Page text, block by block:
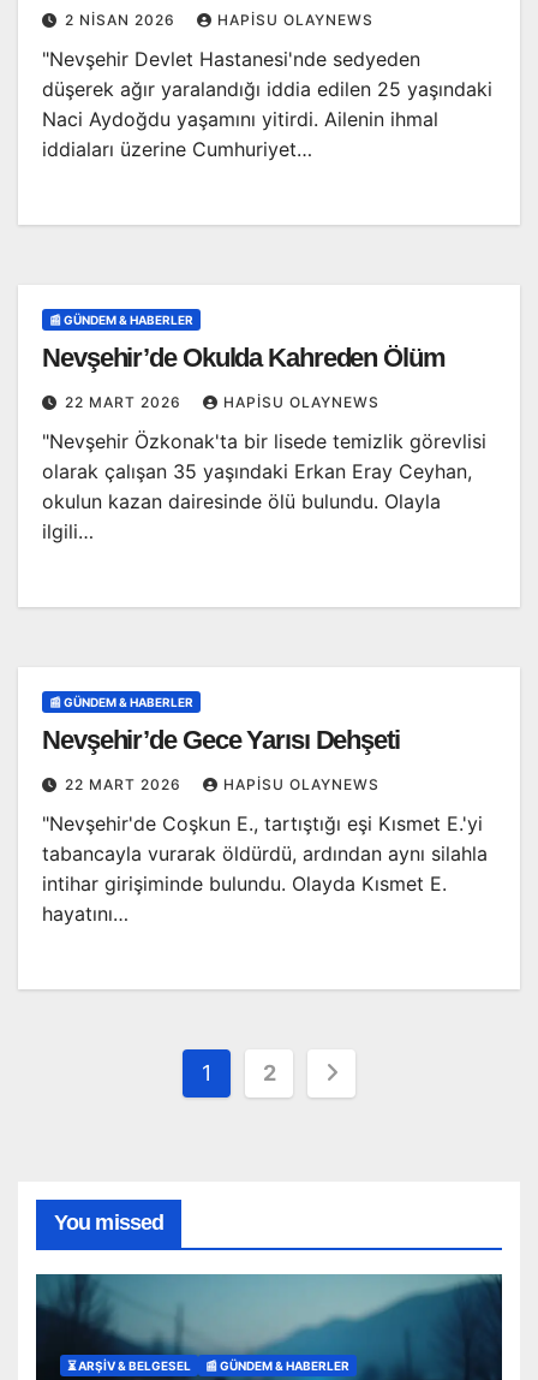
2 NISAN 2026 HAPISU OLAYNEWS
"Nevşehir Devlet Hastanesi'nde sedyeden
düşerek ağır yaralandığı iddia edilen 25 yaşındaki
Naci Aydoğdu yaşamını yitirdi. Ailenin ihmal
iddiaları üzerine Cumhuriyet…
📰 GÜNDEM & HABERLER
Nevşehir’de Okulda Kahreden Ölüm
22 MART 2026 HAPISU OLAYNEWS
"Nevşehir Özkonak'ta bir lisede temizlik görevlisi
olarak çalışan 35 yaşındaki Erkan Eray Ceyhan,
okulun kazan dairesinde ölü bulundu. Olayla
ilgili…
📰 GÜNDEM & HABERLER
Nevşehir’de Gece Yarısı Dehşeti
22 MART 2026 HAPISU OLAYNEWS
"Nevşehir'de Coşkun E., tartıştığı eşi Kısmet E.'yi
tabancayla vurarak öldürdü, ardından aynı silahla
intihar girişiminde bulundu. Olayda Kısmet E.
hayatını…
Yazı
1 2
You missed
⏳ ARŞİV & BELGESEL 📰 GÜNDEM & HABERLER